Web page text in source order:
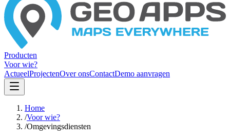
Producten
Voor wie?
ActueelProjectenOver onsContactDemo aanvragen
Home
/Voor wie?
/Omgevingsdiensten